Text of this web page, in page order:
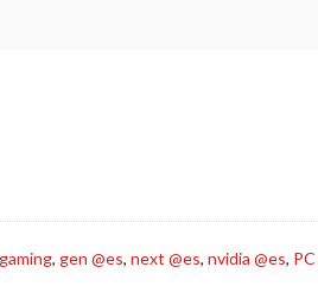
gaming,gen @es,next @es,nvidia @es,